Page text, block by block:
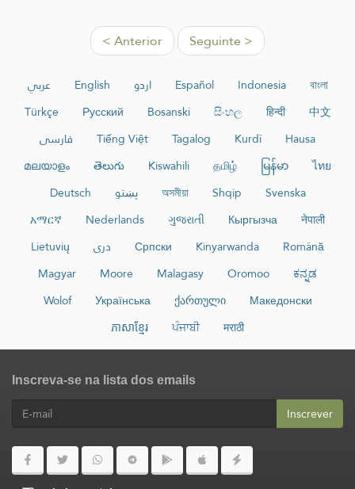
< Anterior Seguinte >
عربي English اردو Español Indonesia
বাংলা
Türkçe
Русский Bosanski සිංහල हिन्दी
中文
فارسی
Tiếng Việt Tagalog Kurdî
Hausa
മലയാളം
తెలుగు Kiswahili தமிழ் မြန်မာ
ไทย
Deutsch
پښتو অসমীয়া Shqip
Svenska
አማርኛ
Nederlands ગુજરાતી Кыргызча
नेपाली
Lietuvių
دری Српски Kinyarwanda
Română
Magyar
Moore Malagasy Oromoo
ಕನ್ನಡ
Wolof
Українська ქართული
Македонски
ភាសាខ្មែរ
ਪੰਜਾਬੀ मराठी
Inscreva-se na lista dos emails
Inscrever